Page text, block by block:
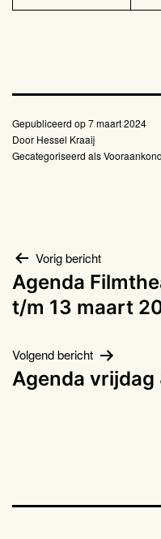
Gepubliceerd op7 maart 2024
Door Hessel Kraaij
Gecategoriseerd als
Bericht
navigatie
Vorig bericht
Agenda
t/m 13 maart
Volgend bericht
Agenda